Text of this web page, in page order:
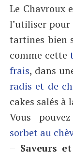
Le Chavroux
l’utiliser pour
tartines bien
comme cette
frais, dans
radis et de
cakes salés à
Vous
sorbet au
– Saveurs